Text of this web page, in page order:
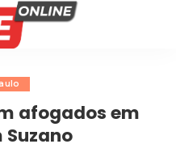
afogados em